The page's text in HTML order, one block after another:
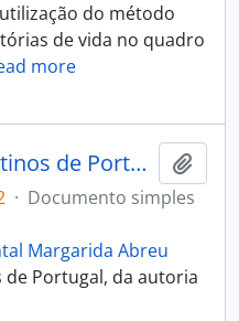
do método
de vida no quadro
more
A gerocultura nos destinos de Portugal
· Documento simples
Margarida Abreu
Portugal, da autoria